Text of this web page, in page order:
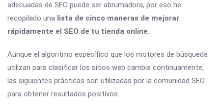
adecuadas de SEO puede ser abrumadora, por eso he
recopilado una lista de cinco maneras de mejorar
rápidamente el SEO de tu tienda online.
Aunque el algoritmo específico que los motores de búsqueda
utilizan para clasificar los sitios web cambia continuamente,
las siguientes prácticas son utilizadas por la comunidad SEO
para obtener resultados positivos.